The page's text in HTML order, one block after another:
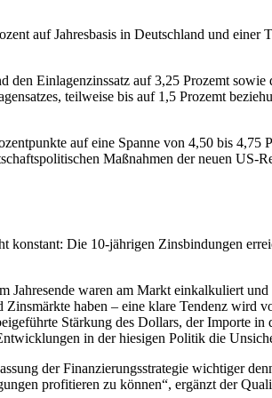
auf Jahresbasis in Deutschland und einer
den Einlagenzinssatz auf 3,25 Prozemt sowie
teilweise bis auf 1,5 Prozemt
auf eine Spanne von 4,50 bis 4,75
Maßnahmen der neuen US-
konstant: Die 10-jährigen Zinsbindungen
Jahresende waren am Markt einkalkuliert und
haben – eine klare Tendenz wird
Stärkung des Dollars, der Importe in
in der hiesigen Politik die
der Finanzierungsstrategie wichtiger
profitieren zu können“, ergänzt der